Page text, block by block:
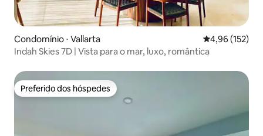
Condomínio ⋅ Vallarta 4,96 de uma
4,96 (152)
Indah Skies 7D | Vista para o mar, luxo, romântica
Preferido dos hóspedes
Preferido dos hóspedes